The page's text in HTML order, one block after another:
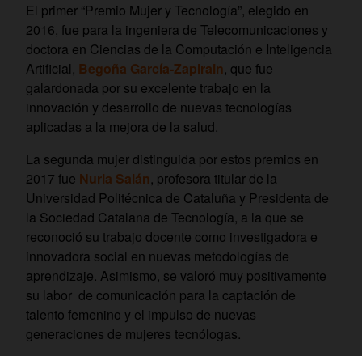
El primer “Premio Mujer y Tecnología”, elegido en
2016, fue para la ingeniera de Telecomunicaciones y
doctora en Ciencias de la Computación e Inteligencia
Artificial, Begoña García-Zapirain, que fue
galardonada por su excelente trabajo en la
innovación y desarrollo de nuevas tecnologías
aplicadas a la mejora de la salud.
La segunda mujer distinguida por estos premios en
2017 fue Nuria Salán, profesora titular de la
Universidad Politécnica de Cataluña y Presidenta de
la Sociedad Catalana de Tecnología, a la que se
reconoció su trabajo docente como investigadora e
innovadora social en nuevas metodologías de
aprendizaje. Asimismo, se valoró muy positivamente
su labor de comunicación para la captación de
talento femenino y el impulso de nuevas
generaciones de mujeres tecnólogas.